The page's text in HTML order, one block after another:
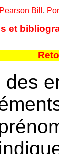
Pearson Bill ,
et